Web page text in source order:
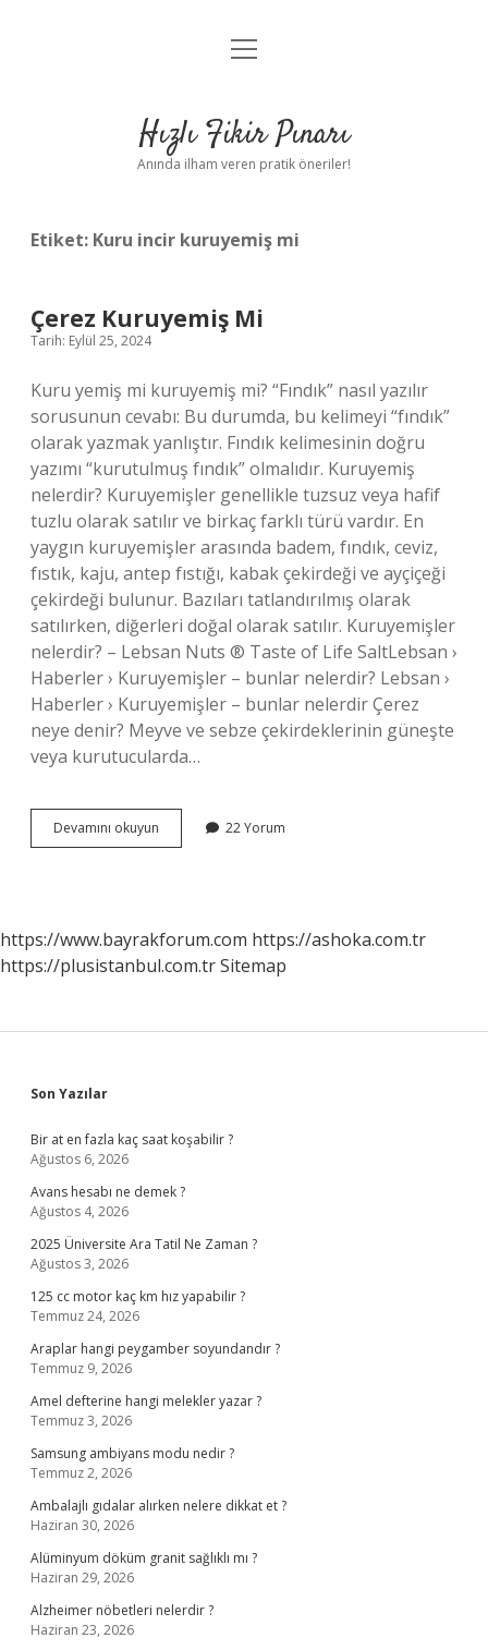
Anasayfa
Yasal Uyarı
menüyü
Hızlı Fikir Pınarı
Anında ilham veren pratik öneriler!
Etiket: Kuru incir kuruyemiş mi
Çerez Kuruyemiş Mi
Tarih: Eylül 25, 2024
Kuru yemiş mi kuruyemiş mi? “Fındık” nasıl yazılır
sorusunun cevabı: Bu durumda, bu kelimeyi “fındık”
olarak yazmak yanlıştır. Fındık kelimesinin doğru
yazımı “kurutulmuş fındık” olmalıdır. Kuruyemiş
nelerdir? Kuruyemişler genellikle tuzsuz veya hafif
tuzlu olarak satılır ve birkaç farklı türü vardır. En
yaygın kuruyemişler arasında badem, fındık, ceviz,
fıstık, kaju, antep fıstığı, kabak çekirdeği ve ayçiçeği
çekirdeği bulunur. Bazıları tatlandırılmış olarak
satılırken, diğerleri doğal olarak satılır. Kuruyemişler
nelerdir? – Lebsan Nuts ® Taste of Life SaltLebsan ›
Haberler › Kuruyemişler – bunlar nelerdir? Lebsan ›
Haberler › Kuruyemişler – bunlar nelerdir Çerez
neye denir? Meyve ve sebze çekirdeklerinin güneşte
veya kurutucularda…
Devamını okuyun
Kuruyemiş
22 Yorum
https://www.bayrakforum.com https://ashoka.com.tr
https://plusistanbul.com.trSitemap
Sidebar
Son Yazılar
Bir at en fazla kaç saat koşabilir ?
Ağustos 6, 2026
Avans hesabı ne demek ?
Ağustos 4, 2026
2025 Üniversite Ara Tatil Ne Zaman ?
Ağustos 3, 2026
125 cc motor kaç km hız yapabilir ?
Temmuz 24, 2026
Araplar hangi peygamber soyundandır ?
Temmuz 9, 2026
Amel defterine hangi melekler yazar ?
Temmuz 3, 2026
Samsung ambiyans modu nedir ?
Temmuz 2, 2026
Ambalajlı gıdalar alırken nelere dikkat et ?
Haziran 30, 2026
Alüminyum döküm granit sağlıklı mı ?
Haziran 29, 2026
Alzheimer nöbetleri nelerdir ?
Haziran 23, 2026